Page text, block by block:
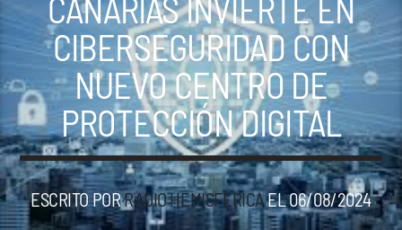
CANARIAS INVIERTE EN
CIBERSEGURIDAD CON
NUEVO CENTRO DE
PROTECCIÓN DIGITAL
ESCRITO PORRADIO HEMISFERICAEL 06/08/2024